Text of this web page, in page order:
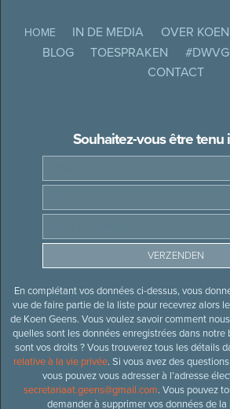
HOME IN DE MEDIA OVER
BLOG
TOESPRAKEN #DWVG
CONTACT
Souhaitez-vous être tenu
En complétant vos données ci-dessus, vous
vue de faire partie de la liste pour recevrez alors
de Koen Geens. Vous voulez savoir comment
quelles sont les données enregistrées dans notre
sont vos droits ? Vous trouverez tous les détails
relative à la vie privée. Si vous avez des
vous pouvez vous adresser à l’adresse
secretariaat.geens@gmail.com. Vous pouvez
demander à supprimer vos données de la